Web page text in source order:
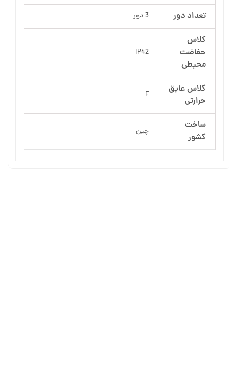
تعداد دور 3 دور
کلاس
حفاضت
محیطی
IP42
کلاس عایق
حرارتی
F
ساخت
کشور
چین